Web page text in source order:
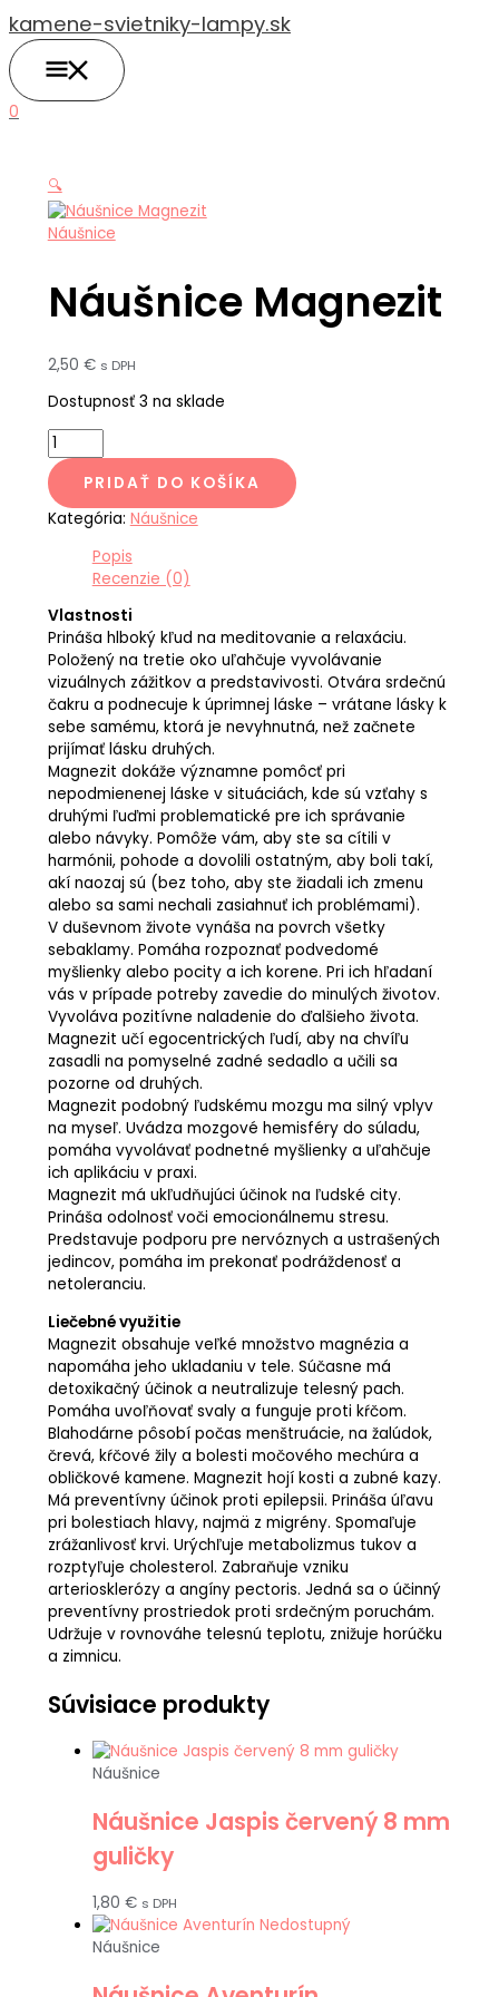
na
obsah
kamene-svietniky-lampy.sk
0
🔍
Náušnice
Náušnice Magnezit
2,50 € s DPH
Dostupnosť 3 na sklade
Náušnice
Magnezit
PRIDAŤ DO KOŠÍKA
Kategória: Náušnice
Popis
Recenzie (0)
Vlastnosti
Prináša hlboký kľud na meditovanie a relaxáciu.
Položený na tretie oko uľahčuje vyvolávanie
vizuálnych zážitkov a predstavivosti. Otvára srdečnú
čakru a podnecuje k úprimnej láske – vrátane lásky k
sebe samému, ktorá je nevyhnutná, než začnete
prijímať lásku druhých.
Magnezit dokáže významne pomôcť pri
nepodmienenej láske v situáciách, kde sú vzťahy s
druhými ľuďmi problematické pre ich správanie
alebo návyky. Pomôže vám, aby ste sa cítili v
harmónii, pohode a dovolili ostatným, aby boli takí,
akí naozaj sú (bez toho, aby ste žiadali ich zmenu
alebo sa sami nechali zasiahnuť ich problémami).
V duševnom živote vynáša na povrch všetky
sebaklamy. Pomáha rozpoznať podvedomé
myšlienky alebo pocity a ich korene. Pri ich hľadaní
vás v prípade potreby zavedie do minulých životov.
Vyvoláva pozitívne naladenie do ďalšieho života.
Magnezit učí egocentrických ľudí, aby na chvíľu
zasadli na pomyselné zadné sedadlo a učili sa
pozorne od druhých.
Magnezit podobný ľudskému mozgu ma silný vplyv
na myseľ. Uvádza mozgové hemisféry do súladu,
pomáha vyvolávať podnetné myšlienky a uľahčuje
ich aplikáciu v praxi.
Magnezit má ukľudňujúci účinok na ľudské city.
Prináša odolnosť voči emocionálnemu stresu.
Predstavuje podporu pre nervóznych a ustrašených
jedincov, pomáha im prekonať podráždenosť a
netoleranciu.
Liečebné využitie
Magnezit obsahuje veľké množstvo magnézia a
napomáha jeho ukladaniu v tele. Súčasne má
detoxikačný účinok a neutralizuje telesný pach.
Pomáha uvoľňovať svaly a funguje proti kŕčom.
Blahodárne pôsobí počas menštruácie, na žalúdok,
črevá, kŕčové žily a bolesti močového mechúra a
obličkové kamene. Magnezit hojí kosti a zubné kazy.
Má preventívny účinok proti epilepsii. Prináša úľavu
pri bolestiach hlavy, najmä z migrény. Spomaľuje
zrážanlivosť krvi. Urýchľuje metabolizmus tukov a
rozptyľuje cholesterol. Zabraňuje vzniku
arteriosklerózy a angíny pectoris. Jedná sa o účinný
preventívny prostriedok proti srdečným poruchám.
Udržuje v rovnováhe telesnú teplotu, znižuje horúčku
a zimnicu.
Súvisiace produkty
Náušnice
Náušnice Jaspis červený 8 mm
guličky
1,80 € s DPH
Nedostupný
Náušnice